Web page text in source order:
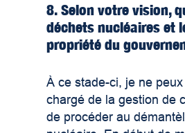
8. Selon votre vision,
déchets nucléaires et
propriété du
À ce stade-ci, je ne
chargé de la gestion de
de procéder au